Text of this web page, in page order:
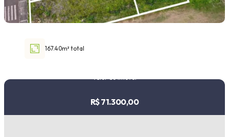
Faixa de valor
Buscar imóvel
167.40m² total
R$ 71.300,00